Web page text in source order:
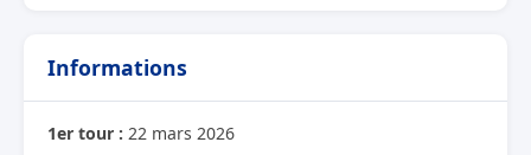
Informations
1er tour : 22 mars 2026